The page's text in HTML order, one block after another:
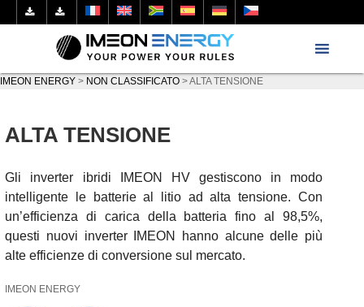
IMEON ENERGY > NON CLASSIFICATO >ALTA TENSIONE
ALTA TENSIONE
Gli inverter ibridi IMEON HV gestiscono in modo
intelligente le batterie al litio ad alta tensione. Con
un’efficienza di carica della batteria fino al 98,5%,
questi nuovi inverter IMEON hanno alcune delle più
alte efficienze di conversione sul mercato.
IMEON ENERGY